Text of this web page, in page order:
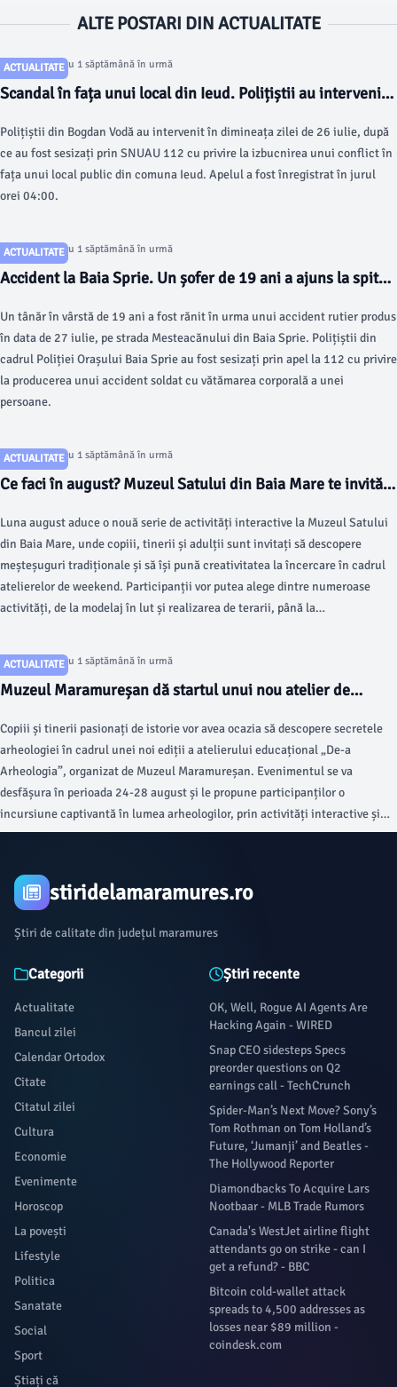
ALTE POSTARI DIN ACTUALITATE
ACTUALITATE
Articol postat cu 1 săptămână în urmă
Scandal în fața unui local din Ieud. Polițiștii au intervenit
Polițiștii din Bogdan Vodă au intervenit în dimineața zilei de 26 iulie, după
ce au fost sesizați prin SNUAU 112 cu privire la izbucnirea unui conflict în
fața unui local public din comuna Ieud. Apelul a fost înregistrat în jurul
orei 04:00.
ACTUALITATE
Articol postat cu 1 săptămână în urmă
Accident la Baia Sprie. Un șofer de 19 ani a ajuns la spital
Un tânăr în vârstă de 19 ani a fost rănit în urma unui accident rutier produs
în data de 27 iulie, pe strada Mesteacănului din Baia Sprie. Polițiștii din
cadrul Poliției Orașului Baia Sprie au fost sesizați prin apel la 112 cu privire
la producerea unui accident soldat cu vătămarea corporală a unei
persoane.
ACTUALITATE
Articol postat cu 1 săptămână în urmă
Ce faci în august? Muzeul Satului din Baia Mare te invită
Luna august aduce o nouă serie de activități interactive la Muzeul Satului
din Baia Mare, unde copiii, tinerii și adulții sunt invitați să descopere
meșteșuguri tradiționale și să își pună creativitatea la încercare în cadrul
atelierelor de weekend. Participanții vor putea alege dintre numeroase
activități, de la modelaj în lut și realizarea de terarii, până la
ACTUALITATE
Articol postat cu 1 săptămână în urmă
Muzeul Maramureșan dă startul unui nou atelier de
Copiii și tinerii pasionați de istorie vor avea ocazia să descopere secretele
arheologiei în cadrul unei noi ediții a atelierului educațional „De-a
Arheologia”, organizat de Muzeul Maramureșan. Evenimentul se va
desfășura în perioada 24-28 august și le propune participanților o
incursiune captivantă în lumea arheologilor, prin activități interactive și
experiențe practice menite să îi apropie de patrimoniul istoric.
stiridelamaramures.ro
Știri de calitate din județul maramures
Categorii
Actualitate
Bancul zilei
Calendar Ortodox
Citate
Citatul zilei
Cultura
Economie
Evenimente
Horoscop
La povești
Lifestyle
Politica
Sanatate
Social
Sport
Știați că
Știri recente
OK, Well, Rogue AI Agents Are
Hacking Again - WIRED
Snap CEO sidesteps Specs
preorder questions on Q2
earnings call - TechCrunch
Spider-Man’s Next Move? Sony’s
Tom Rothman on Tom Holland’s
Future, ‘Jumanji’ and Beatles -
The Hollywood Reporter
Diamondbacks To Acquire Lars
Nootbaar - MLB Trade Rumors
Canada's WestJet airline flight
attendants go on strike - can I
get a refund? - BBC
Bitcoin cold-wallet attack
spreads to 4,500 addresses as
losses near $89 million -
coindesk.com